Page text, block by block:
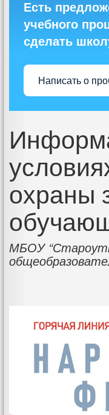
Есть
учебного
сделать
Написать о
охраны
МБОУ